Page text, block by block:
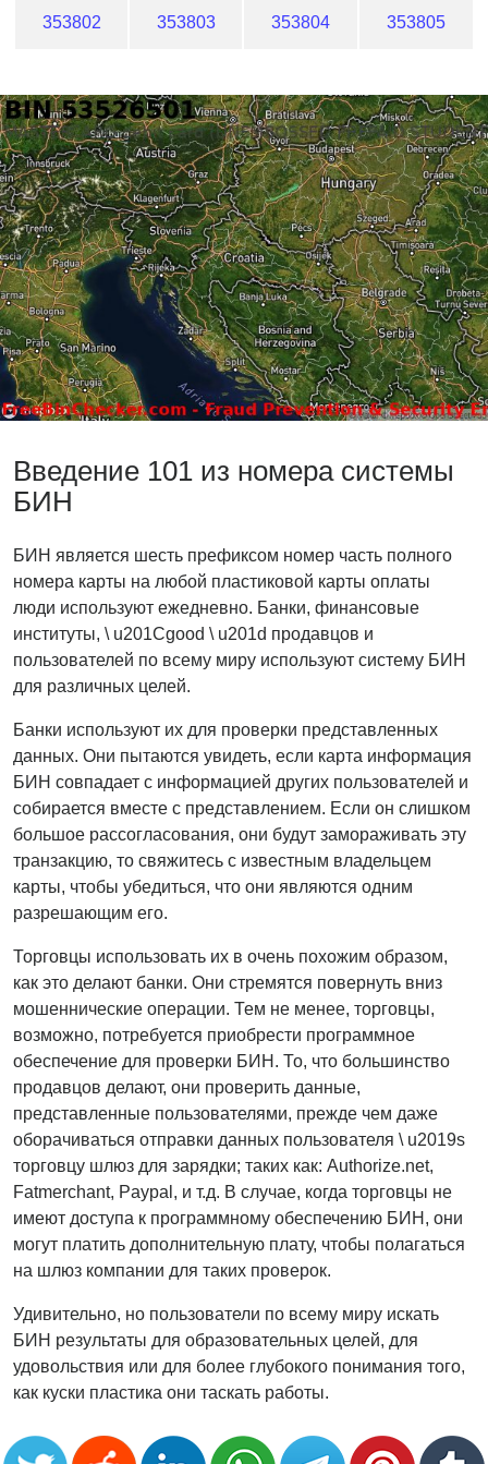
353802 353803 353804 353805
Введение 101 из номера системы
БИН
БИН является шесть префиксом номер часть полного
номера карты на любой пластиковой карты оплаты
люди используют ежедневно. Банки, финансовые
институты, \ u201Cgood \ u201d продавцов и
пользователей по всему миру используют систему БИН
для различных целей.
Банки используют их для проверки представленных
данных. Они пытаются увидеть, если карта информация
БИН совпадает с информацией других пользователей и
собирается вместе с представлением. Если он слишком
большое рассогласования, они будут замораживать эту
транзакцию, то свяжитесь с известным владельцем
карты, чтобы убедиться, что они являются одним
разрешающим его.
Торговцы использовать их в очень похожим образом,
как это делают банки. Они стремятся повернуть вниз
мошеннические операции. Тем не менее, торговцы,
возможно, потребуется приобрести программное
обеспечение для проверки БИН. То, что большинство
продавцов делают, они проверить данные,
представленные пользователями, прежде чем даже
оборачиваться отправки данных пользователя \ u2019s
торговцу шлюз для зарядки; таких как: Authorize.net,
Fatmerchant, Paypal, и т.д. В случае, когда торговцы не
имеют доступа к программному обеспечению БИН, они
могут платить дополнительную плату, чтобы полагаться
на шлюз компании для таких проверок.
Удивительно, но пользователи по всему миру искать
БИН результаты для образовательных целей, для
удовольствия или для более глубокого понимания того,
как куски пластика они таскать работы.